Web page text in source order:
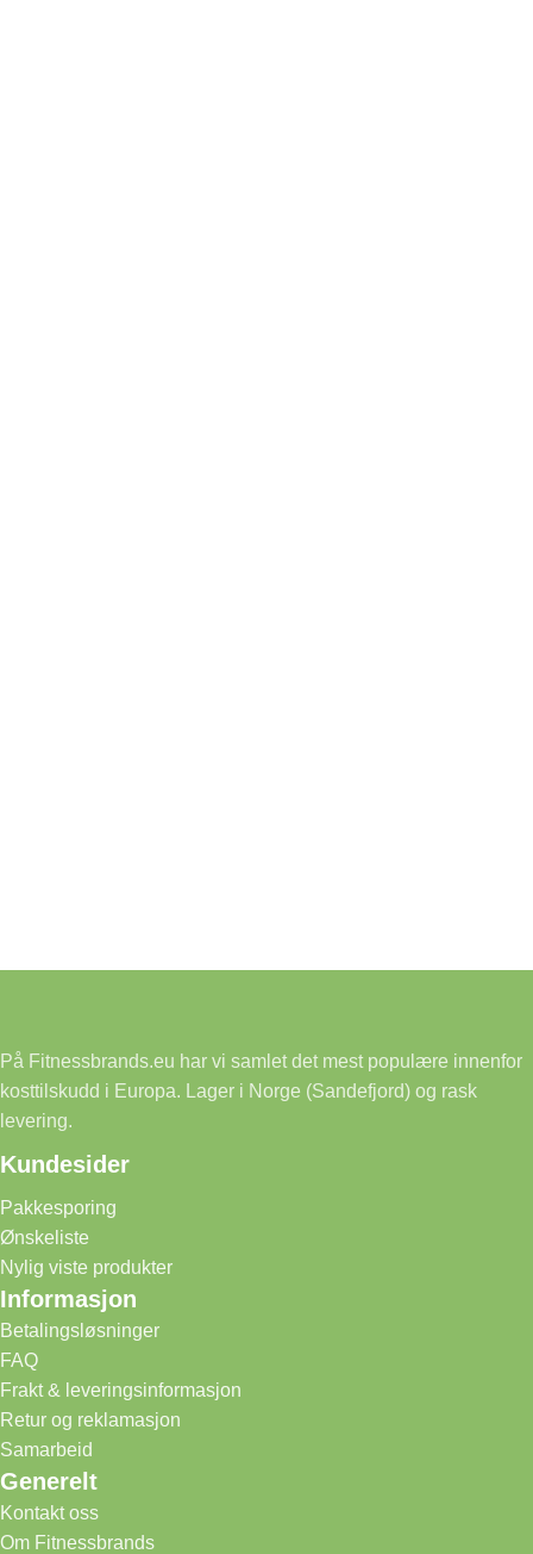
På Fitnessbrands.eu har vi samlet det mest populære innenfor
kosttilskudd i Europa. Lager i Norge (Sandefjord) og rask
levering.
Kundesider
Pakkesporing
Ønskeliste
Nylig viste produkter
Informasjon
Betalingsløsninger
FAQ
Frakt & leveringsinformasjon
Retur og reklamasjon
Samarbeid
Generelt
Kontakt oss
Om Fitnessbrands